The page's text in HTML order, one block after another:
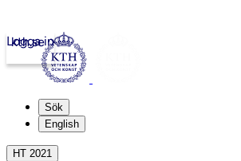
kth.se
Logga in
Sök
English
HT 2021